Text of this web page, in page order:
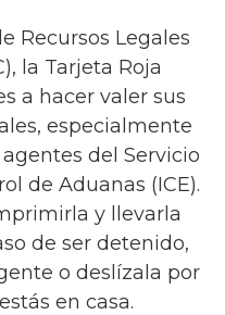
Recursos Legales
la Tarjeta Roja
a hacer valer sus
especialmente
del Servicio
de Aduanas (ICE).
y llevarla
de ser detenido,
o deslízala por
en casa.